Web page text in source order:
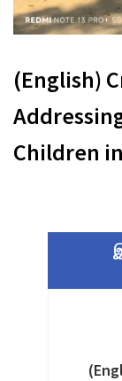
(English)
Children